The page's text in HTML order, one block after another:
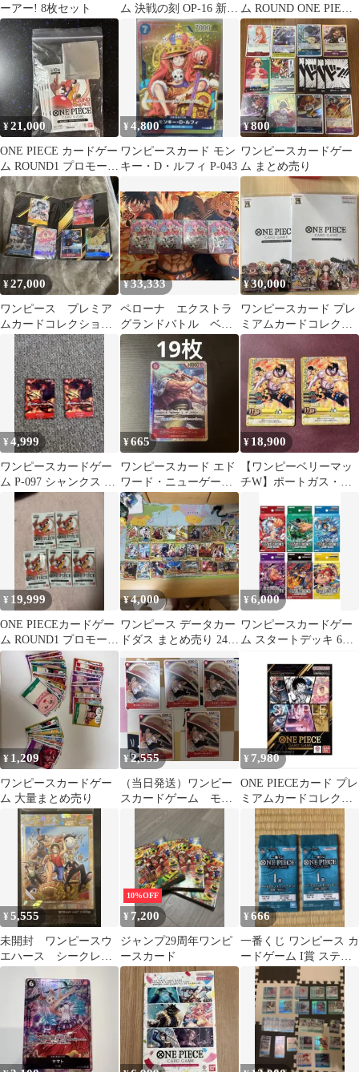
ーアー! 8枚セット
ム 決戦の刻 OP-16 新品
未開封
ム ROUND ONE PIECE
5枚セット
¥21,000
ONE PIECE カードゲー
ム ROUND1 プロモーシ
ョンパック
¥4,800
ワンピースカード モン
キー・D・ルフィ P-043
¥800
ワンピースカードゲー
ム まとめ売り
¥27,000
ワンピース プレミア
ムカードコレクション
6 アソート vol.1 未開
¥33,333
ペローナ エクストラ
グランドバトル ベス
ト8プロモ4枚
¥30,000
ワンピースカード プレ
ミアムカードコレクシ
ョン 25周年エディショ
ン
¥4,999
ワンピースカードゲー
ム P-097 シャンクス 交
流会 プロモ 2枚
¥665
ワンピースカード エド
ワード・ニューゲート
SP OP02-004 SR 美品
¥ 18,900
【ワンピーベリーマッ
チW】ポートガス・
セット
¥ 19,999
ONE PIECEカードゲー
ム ROUND1 プロモーシ
ョンパック 5パック
¥4,000
ワンピース データカー
ドダス まとめ売り 24枚
セット
¥6,000
ワンピースカードゲー
ム スタートデッキ 6種
¥ 1,209
ワンピースカードゲー
ム 大量まとめ売り
¥2,555
（当日発送）ワンピー
スカードゲーム モン
キー・D•ルフィ
Ｐ-022 ５枚
¥ 7,980
ONE PIECEカード プレ
ミアムカードコレクシ
ョン6 vol.1 未開封
¥5,555
未開封 ワンピースウ
エハース シークレッ
ト 麦わらの一味 値
下げ可
10%OFF
¥ 7,200
ジャンプ29周年ワンピ
ースカード
¥666
一番くじ ワンピース カ
ードゲーム I賞 ステッ
カーセット 2個セット